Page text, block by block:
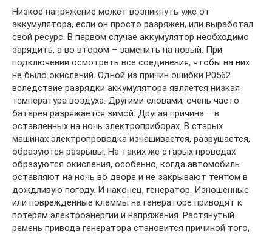
Низкое напряжение может возникнуть уже от
аккумулятора, если он просто разряжен, или выработал
свой ресурс. В первом случае аккумулятор необходимо
зарядить, а во втором – заменить на новый. При
подключении осмотреть все соединения, чтобы на них
не было окислений. Одной из причин ошибки P0562
вследствие разрядки аккумулятора является низкая
температура воздуха. Другими словами, очень часто
батарея разряжается зимой. Другая причина – в
оставленных на ночь электроприборах. В старых
машинах электропроводка изнашивается, разрушается,
образуются разрывы. На таких же старых проводах
образуются окисления, особенно, когда автомобиль
оставляют на ночь во дворе и не закрывают тентом в
дождливую погоду. И наконец, генератор. Изношенные
или поврежденные клеммы на генераторе приводят к
потерям электроэнергии и напряжения. Растянутый
ремень привода генератора становится причиной того,